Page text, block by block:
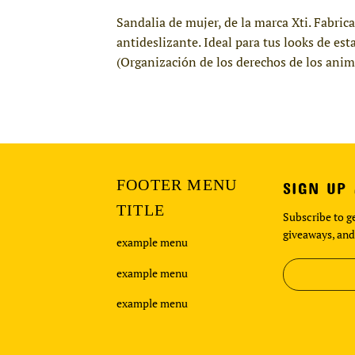
Sandalia de mujer, de la marca Xti.
antideslizante. Ideal para tus looks de
(Organización de los derechos de los
FOOTER MENU
TITLE
example menu
example menu
example menu
SIGN UP
Subscribe to
giveaways,